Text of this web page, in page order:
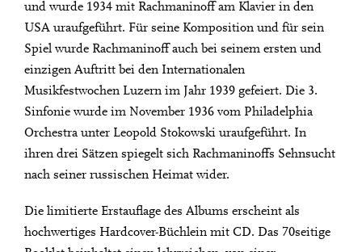
und wurde 1934 mit Rachmaninoff am Klavier in den
USA uraufgeführt. Für seine Komposition und für sein
Spiel wurde Rachmaninoff auch bei seinem ersten und
einzigen Auftritt bei den Internationalen
Musikfestwochen Luzern im Jahr 1939 gefeiert. Die 3.
Sinfonie wurde im November 1936 vom Philadelphia
Orchestra unter Leopold Stokowski uraufgeführt. In
ihren drei Sätzen spiegelt sich Rachmaninoffs Sehnsucht
nach seiner russischen Heimat wider.
Die limitierte Erstauflage des Albums erscheint als
hochwertiges Hardcover-Büchlein mit CD. Das 70seitige